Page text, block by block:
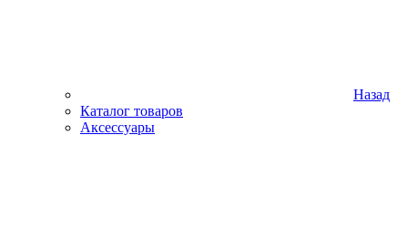
Назад
Каталог товаров
Аксессуары